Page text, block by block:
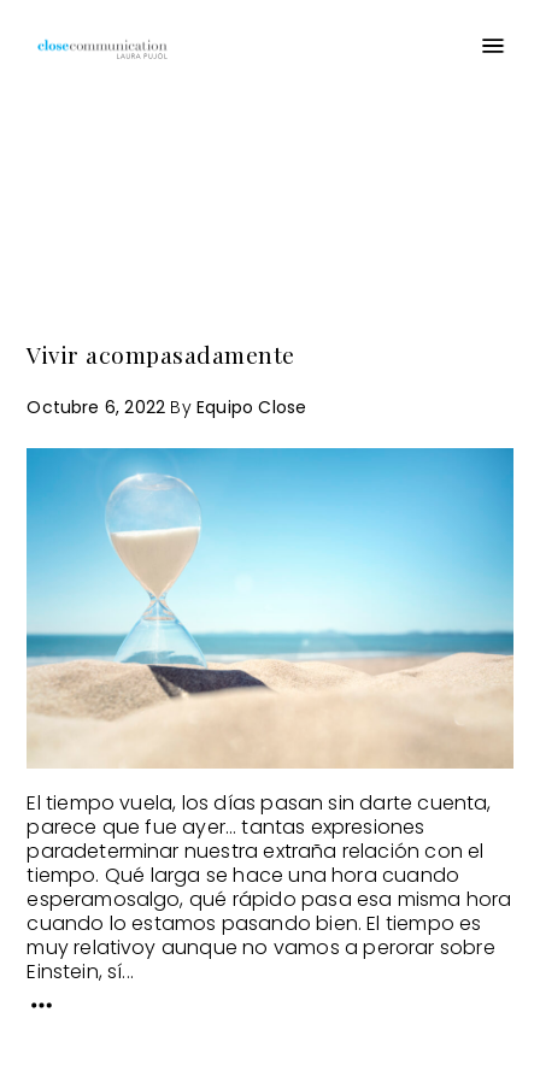
Vivir acompasadamente
Octubre 6, 2022 ByEquipo Close
El tiempo vuela, los días pasan sin darte cuenta,
parece que fue ayer… tantas expresiones
paradeterminar nuestra extraña relación con el
tiempo. Qué larga se hace una hora cuando
esperamosalgo, qué rápido pasa esa misma hora
cuando lo estamos pasando bien. El tiempo es
muy relativoy aunque no vamos a perorar sobre
Einstein, sí...